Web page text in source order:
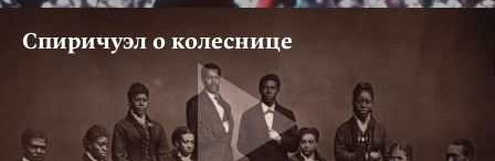
Спиричуэл о колеснице